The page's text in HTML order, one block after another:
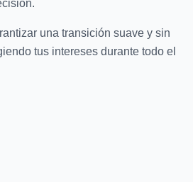
una transición suave y sin
tus intereses durante todo el